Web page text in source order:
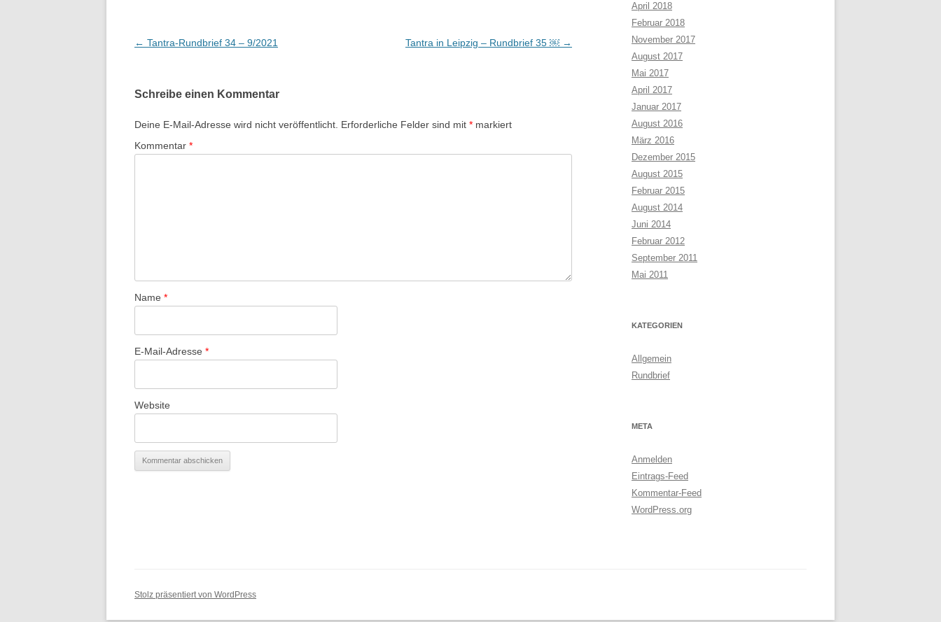
Beitragsnavigation
← Tantra-Rundbrief 34 – 9/2021 Tantra in Leipzig – Rundbrief 35 ￼ →
Schreibe einen Kommentar
Deine E-Mail-Adresse wird nicht veröffentlicht. Erforderliche Felder sind mit * markiert
Kommentar *
Name *
E-Mail-Adresse *
Website
April 2018
Februar 2018
November 2017
August 2017
Mai 2017
April 2017
Januar 2017
August 2016
März 2016
Dezember 2015
August 2015
Februar 2015
August 2014
Juni 2014
Februar 2012
September 2011
Mai 2011
KATEGORIEN
Allgemein
Rundbrief
META
Anmelden
Eintrags-Feed
Kommentar-Feed
WordPress.org
Stolz präsentiert von WordPress